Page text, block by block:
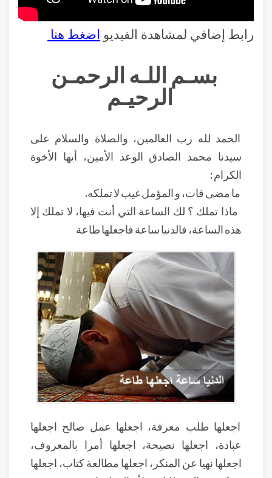
رابط إضافي لمشاهدة الفيديو اضغط هنا
بسـم اللـه الرحمـن
الرحيـم
الحمد لله رب العالمين، والصلاة والسلام على
سيدنا محمد الصادق الوعد الأمين، أيها الأخوة
الكرام :
ما مضى فات، و المؤمل غيب لا تملكه.
ماذا تملك ؟ لك الساعة التي أنت فيها، لا تملك إلا
هذه الساعة، فالدنيا ساعة فاجعلها طاعة
اجعلها طلب معرفة، اجعلها عمل صالح اجعلها
عبادة، اجعلها نصيحة، اجعلها أمرا بالمعروف،
اجعلها نهيا عن المنكر، اجعلها مطالعة كتاب، اجعلها